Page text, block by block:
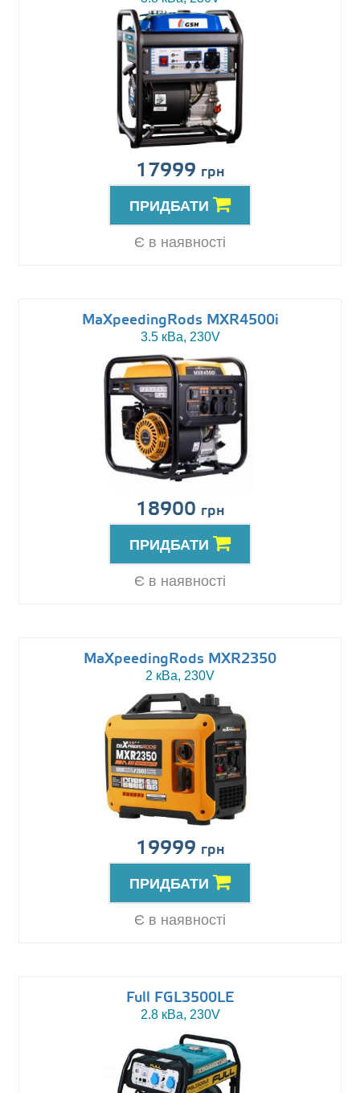
17999 грн
ПРИДБАТИ
Є в наявності
MaXpeedingRods MXR4500i
3.5 кВа, 230V
18900 грн
ПРИДБАТИ
Є в наявності
MaXpeedingRods MXR2350
2 кВа, 230V
19999 грн
ПРИДБАТИ
Є в наявності
Full FGL3500LE
2.8 кВа, 230V